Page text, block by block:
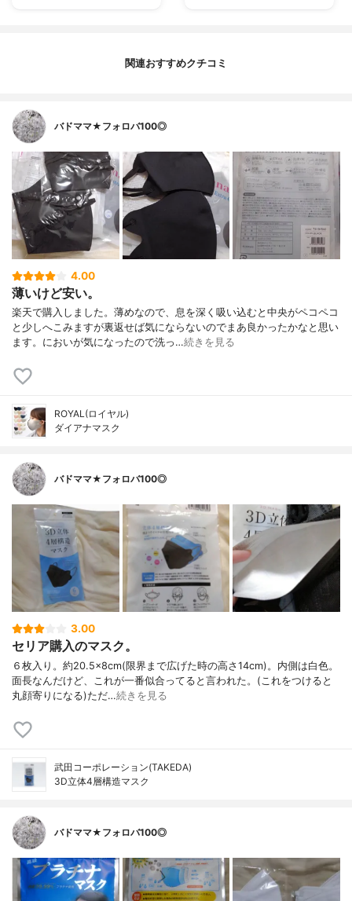
関連おすすめクチコミ
バドママ★フォロバ100◎
4.00
薄いけど安い。
楽天で購入しました。薄めなので、息を深く吸い込むと中央がペコペコ
と少しへこみますが裏返せば気にならないのでまあ良かったかなと思い
ます。においが気になったので洗っ…続きを見る
ROYAL(ロイヤル)
ダイアナマスク
バドママ★フォロバ100◎
3.00
セリア購入のマスク。
６枚入り。約20.5×8cm(限界まで広げた時の高さ14cm)。内側は白色。
面長なんだけど、これが一番似合ってると言われた。(これをつけると
丸顔寄りになる)ただ…続きを見る
武田コーポレーション(TAKEDA)
3D立体4層構造マスク
バドママ★フォロバ100◎